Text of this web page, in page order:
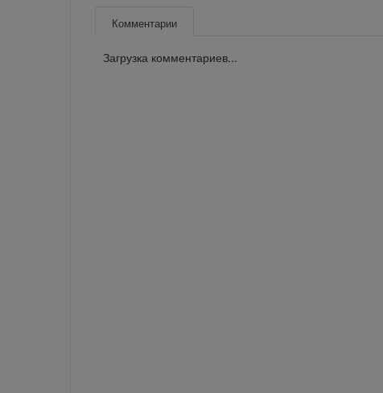
Комментарии
Загрузка комментариев...